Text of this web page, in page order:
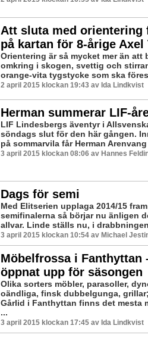
Att sluta med orientering
på kartan för 8-årige Axel
Orientering är så mycket mer än att
omkring i skogen, svettig och
orange-vita tygstycke som ska
2 april 2015 klockan 19:43 av Ida Lindkvist
Herman summerar LIF-
LIF Lindesbergs äventyr i
söndags slut för den här gången.
på sommarvila får Herman
3 april 2015 klockan 08:06 av Hannes
Dags för semi
Med Elitserien upplaga 2014/15
semifinalerna så börjar nu änligen
allvar. Linde ställs nu, i
3 april 2015 klockan 10:54 av Michael
Möbelfrossa i Fanthyttan
öppnat upp för säsongen
Olika sorters möbler, parasoller,
oändliga, finsk dubbelgunga,
Gårlid i Fanthyttan finns det mesta
...
3 april 2015 klockan 17:45 av Ida Lindkvist